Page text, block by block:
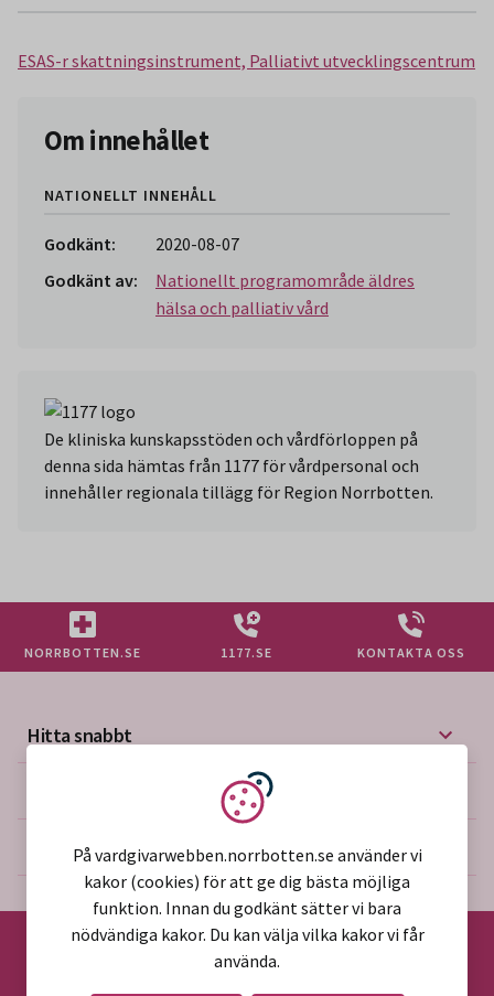
ESAS-r skattningsinstrument, Palliativt utvecklingscentrum
Om innehållet
NATIONELLT INNEHÅLL
Godkänt:
2020-08-07
Godkänt av:
Nationellt programområde äldres
hälsa och palliativ vård
De kliniska kunskapsstöden och vårdförloppen på
denna sida hämtas från 1177 för vårdpersonal och
innehåller regionala tillägg för Region Norrbotten.
NORRBOTTEN.SE 1177.SE KONTAKTA OSS
Hitta snabbt
Mer på vårdgivarwebben
Om webbplatsen
Vi använder kakor
På vardgivarwebben.norrbotten.se använder vi
kakor (cookies) för att ge dig bästa möjliga
funktion. Innan du godkänt sätter vi bara
nödvändiga kakor. Du kan välja vilka kakor vi får
använda.